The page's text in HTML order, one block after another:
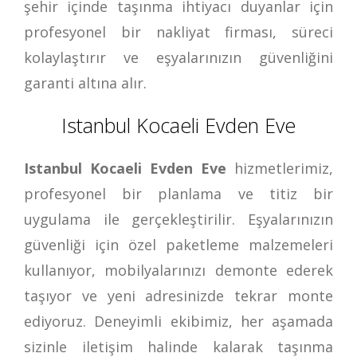
şehir içinde taşınma ihtiyacı duyanlar için
profesyonel bir nakliyat firması, süreci
kolaylaştırır ve eşyalarınızın güvenliğini
garanti altına alır.
Istanbul Kocaeli Evden Eve
Istanbul Kocaeli Evden Eve hizmetlerimiz,
profesyonel bir planlama ve titiz bir
uygulama ile gerçekleştirilir. Eşyalarınızın
güvenliği için özel paketleme malzemeleri
kullanıyor, mobilyalarınızı demonte ederek
taşıyor ve yeni adresinizde tekrar monte
ediyoruz. Deneyimli ekibimiz, her aşamada
sizinle iletişim halinde kalarak taşınma